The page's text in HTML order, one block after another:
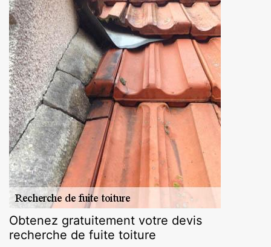
Obtenez gratuitement votre devis
recherche de fuite toiture